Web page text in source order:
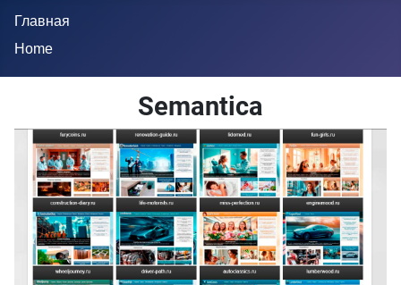
Главная
Home
Semantica